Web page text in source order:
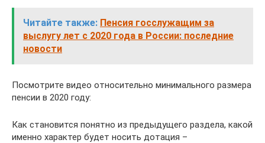
Читайте также: Пенсия госслужащим за
выслугу лет с 2020 года в России: последние
новости
Посмотрите видео относительно минимального размера
пенсии в 2020 году:
Как становится понятно из предыдущего раздела, какой
именно характер будет носить дотация –